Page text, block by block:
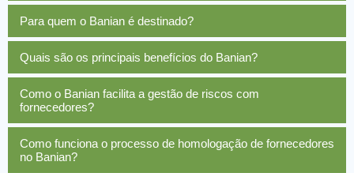
Para quem o Banian é destinado?
Quais são os principais benefícios do Banian?
Como o Banian facilita a gestão de riscos com
fornecedores?
Como funciona o processo de homologação de fornecedores
no Banian?